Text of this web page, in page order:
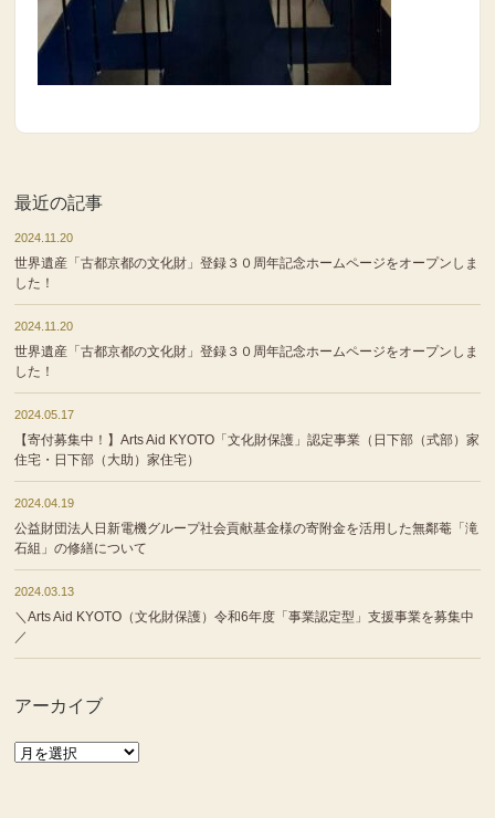
最近の記事
2024.11.20
世界遺産「古都京都の文化財」登録３０周年記念ホームページをオープンしま
した！
2024.11.20
世界遺産「古都京都の文化財」登録３０周年記念ホームページをオープンしま
した！
2024.05.17
【寄付募集中！】Arts Aid KYOTO「文化財保護」認定事業（日下部（式部）家
住宅・日下部（大助）家住宅）
2024.04.19
公益財団法人日新電機グループ社会貢献基金様の寄附金を活用した無鄰菴「滝
石組」の修繕について
2024.03.13
＼Arts Aid KYOTO（文化財保護）令和6年度「事業認定型」支援事業を募集中
／
アーカイブ